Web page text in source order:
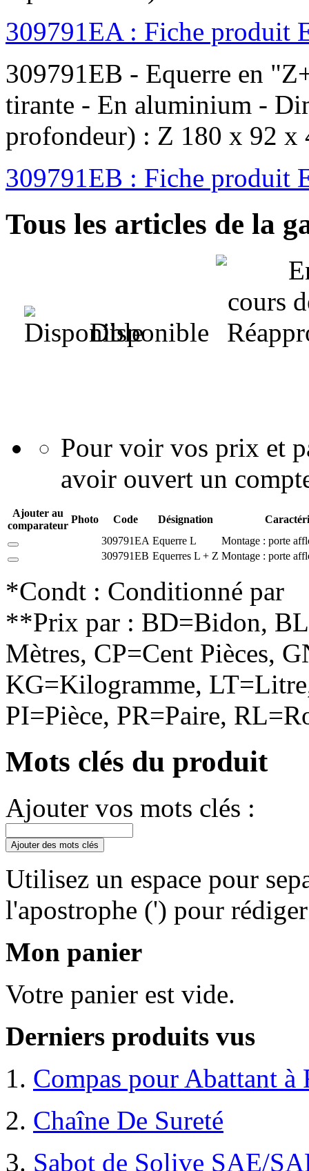
309791EA : Fiche produit
309791EB - Equerre en
tirante - En aluminium -
profondeur) : Z 180 x 92
309791EB : Fiche produit
Tous les articles de la
Disponible
Pour voir vos prix et
avoir ouvert un
Ajouter au
comparateur
Photo Code Désignation
309791EA Equerre L
Montage : porte
309791EB Equerres L + Z Montage : porte
*Condt : Conditionné par
**Prix par : BD=Bidon,
Mètres, CP=Cent Pièces,
KG=Kilogramme,
PI=Pièce, PR=Paire,
Mots clés du produit
Ajouter vos mots clés :
Ajouter des mots clés
Utilisez un espace pour
l'apostrophe (') pour
Mon panier
Votre panier est vide.
Derniers produits vus
Compas pour Abattant
Chaîne De Sureté
Sabot de Solive SAE/